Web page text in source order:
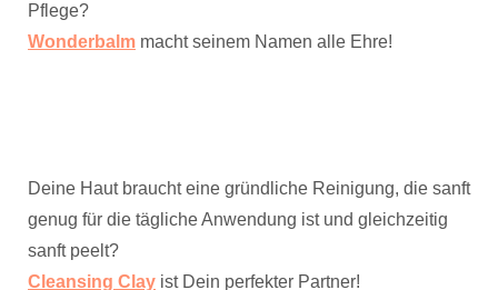
Pflege?
Wonderbalm macht seinem Namen alle Ehre!
Deine Haut braucht eine gründliche Reinigung, die sanft
genug für die tägliche Anwendung ist und gleichzeitig
sanft peelt?
Cleansing Clay ist Dein perfekter Partner!